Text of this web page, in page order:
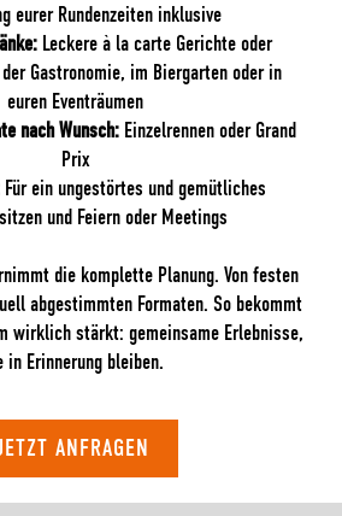
eurer Rundenzeiten inklusive
Leckere à la carte Gerichte oder
Gastronomie, im Biergarten oder in
euren Eventräumen
nach Wunsch: Einzelrennen oder Grand
Prix
Für ein ungestörtes und gemütliches
und Feiern oder Meetings
die komplette Planung. Von festen
abgestimmten Formaten. So bekommt
wirklich stärkt: gemeinsame Erlebnisse,
in Erinnerung bleiben.
ANFRAGEN